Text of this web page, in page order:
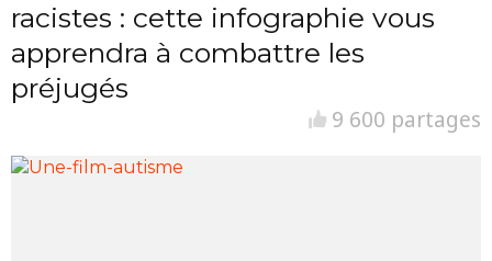
racistes : cette infographie vous
apprendra à combattre les
préjugés
9 600 partages